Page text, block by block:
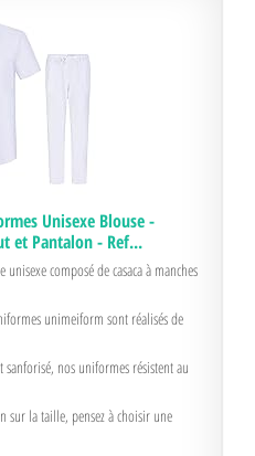
Unisexe Blouse -
et Pantalon - Ref...
composé de casaca à manches
unimeiform sont réalisés de
sanforisé, nos uniformes résistent au
sur la taille, pensez à choisir une